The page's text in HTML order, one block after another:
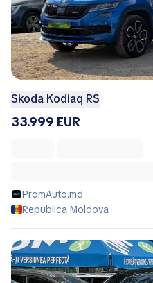
Skoda Kodiaq RS
33.999 EUR
PromAuto.md
Republica Moldova